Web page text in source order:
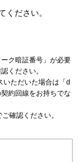
ください。
ク暗証番号」が必要
ください。
いただいた場合は「d
約回線をお持ちでな
ご確認ください。